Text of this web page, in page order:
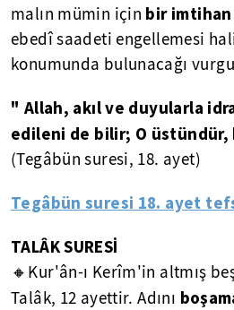
malın mümin için bir
ebedî saadeti engellemesi
konumunda bulunacağı
" Allah, akıl ve duyularla
edileni de bilir; O
(Tegâbün suresi, 18. ayet)
Tegâbün suresi 18. ayet
TALÂK SURESİ
🔸Kur'ân-ı Kerîm'in altmış
Talâk, 12 ayettir. Adını